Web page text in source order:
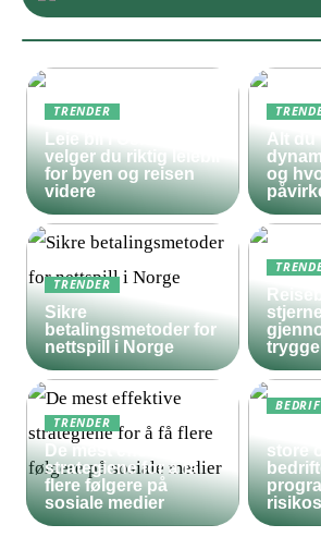
TRENDER
Leie bil i Oslo – slik
velger du riktig leiebil
for byen og reisen
videre
Alt du
og
TRENDER
Sikre
betalingsmetoder for
nettspill i Norge
TRENDER
De mest effektive
strategiene for å få
flere følgere på
sosiale medier
store